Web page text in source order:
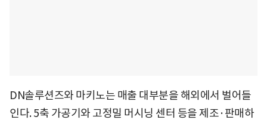
DN솔루션즈와 마키노는 매출 대부분을 해외에서 벌어들
인다. 5축 가공기와 고정밀 머시닝 센터 등을 제조·판매하